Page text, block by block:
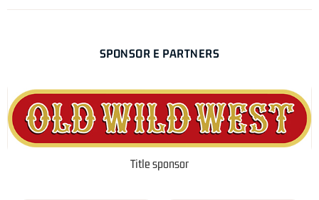
SPONSOR E PARTNERS
Title sponsor